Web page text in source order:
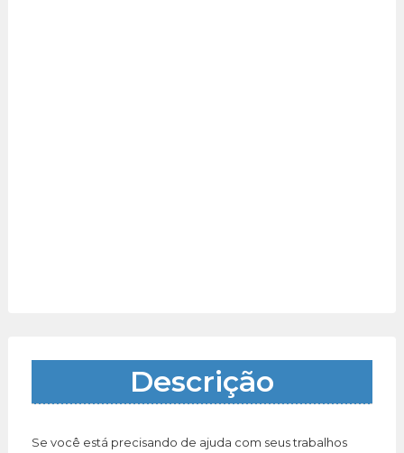
Descrição
Se você está precisando de ajuda com seus trabalhos